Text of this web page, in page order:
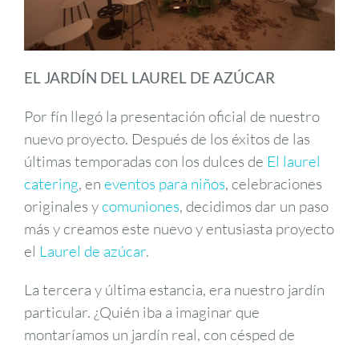
EL JARDÍN DEL LAUREL DE AZÚCAR
Por fín llegó la presentación oficial de nuestro
nuevo proyecto. Después de los éxitos de las
últimas temporadas con los dulces de El laurel
catering, en eventos para niños, celebraciones
originales ycomuniones, decidimos dar un paso
más y creamos este nuevo y entusiasta proyecto
el Laurel de azúcar.
La tercera y última estancia, era nuestro jardín
particular. ¿Quién iba a imaginar que
montaríamos un jardín real, con césped de